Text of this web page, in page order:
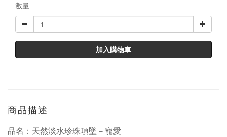
數量
加入購物車
商品描述
品名：天然淡水珍珠項墜－寵愛